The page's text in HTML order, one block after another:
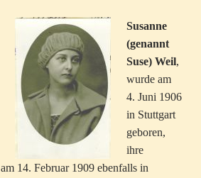
Susanne
(genannt
Suse) Weil,
wurde am
4. Juni 1906
in Stuttgart
geboren,
ihre
am 14. Februar 1909 ebenfalls in